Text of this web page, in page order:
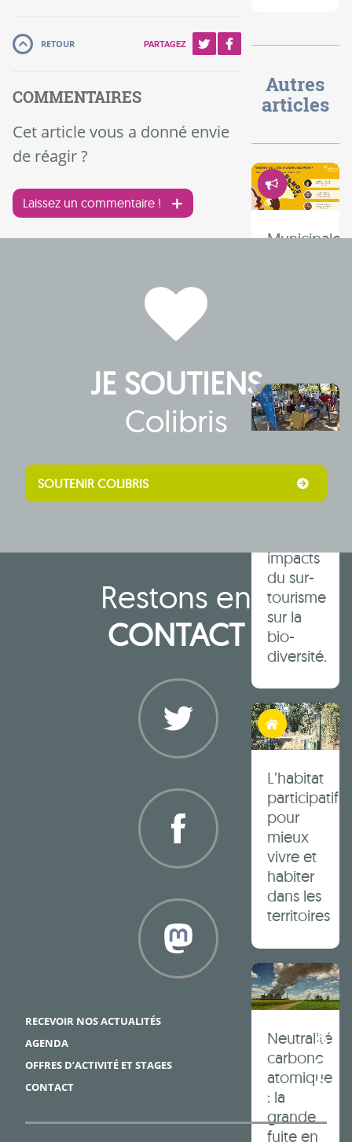
Autres
articles
Municipales
faire la
fête et
impacts
du sur-
tourisme
sur la
bio-
diversité.
Habiter autrement
L’habitat
participatif
pour
mieux
vivre et
habiter
dans les
territoires
Neutralité
carbone
atomique
: la
grande
fuite en
RETOUR PARTAGEZ
COMMENTAIRES
Cet article vous a donné envie
de réagir ?
Laissez un commentaire !
JE SOUTIENS
Colibris
SOUTENIR COLIBRIS
Restons en
CONTACT
RECEVOIR NOS ACTUALITÉS
AGENDA
OFFRES D’ACTIVITÉ ET STAGES
CONTACT